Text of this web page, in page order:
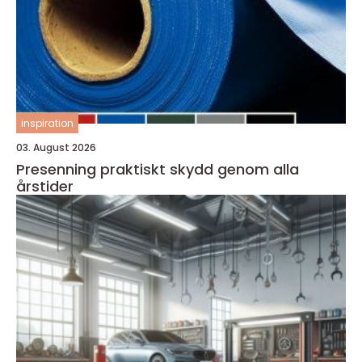
inspiration
03. August 2026
Presenning praktiskt skydd genom alla
årstider